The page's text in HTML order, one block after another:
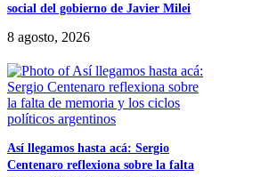
social del gobierno de Javier Milei
8 agosto, 2026
Así llegamos hasta acá: Sergio
Centenaro reflexiona sobre la falta